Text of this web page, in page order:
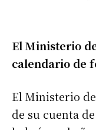
El Ministerio
calendario de
El Ministerio
de su cuenta